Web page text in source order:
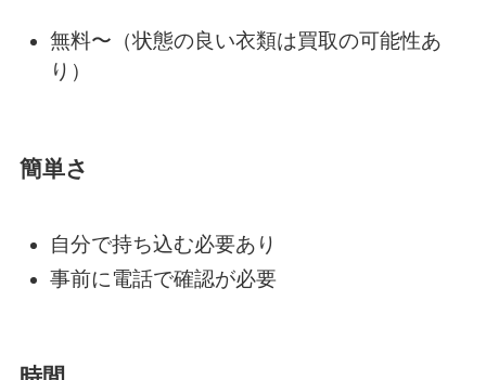
無料〜（状態の良い衣類は買取の可能性あ
り）
簡単さ
自分で持ち込む必要あり
事前に電話で確認が必要